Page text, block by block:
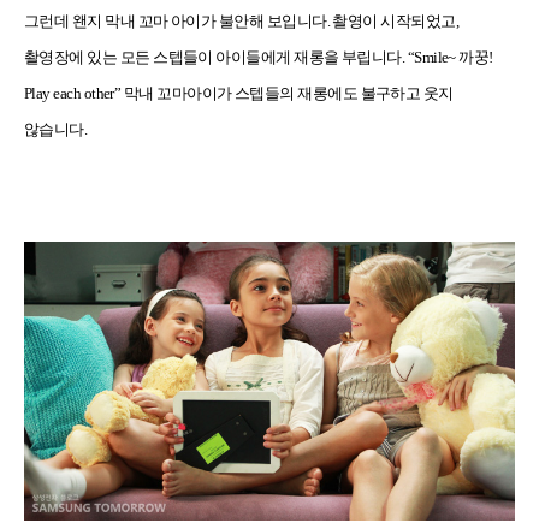
그런데 왠지 막내 꼬마 아이가 불안해 보입니다. 촬영이 시작되었고
촬영장에 있는 모든 스텝들이 아이들에게 재롱을 부립니다. “Smile~까꿍!
Play each other” 막내 꼬마아이가 스텝들의 재롱에도 불구하고 웃지
않습니다.